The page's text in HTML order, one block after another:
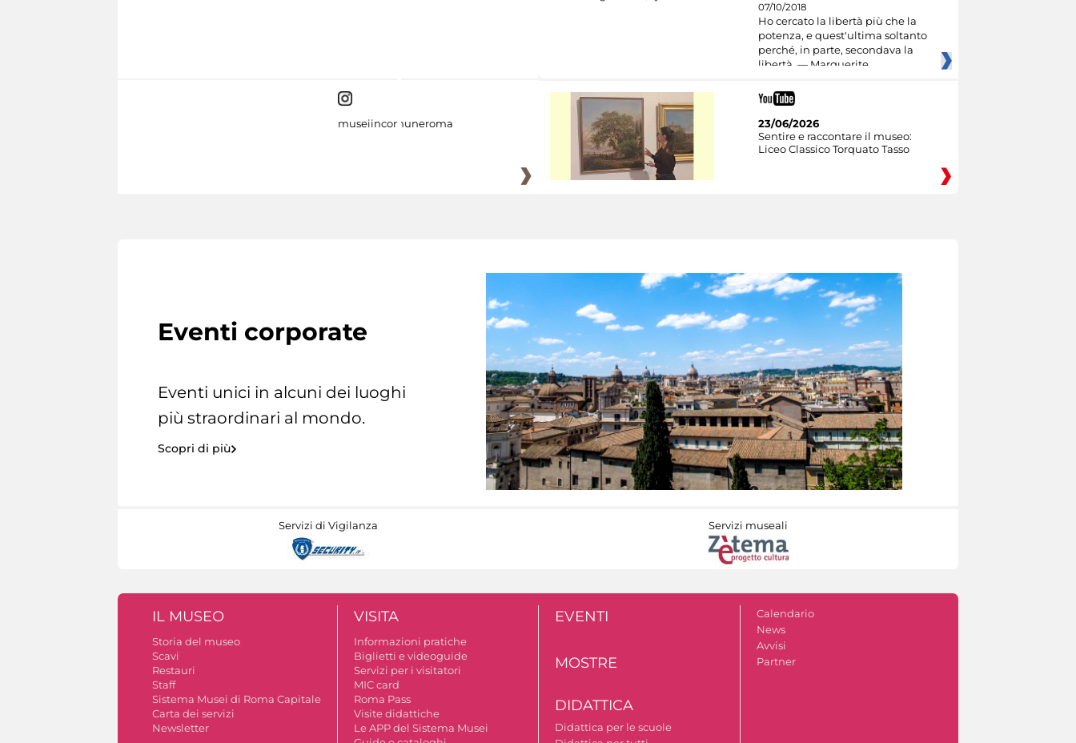
07/10/2018
Ho cercato la libertà più che la
potenza, e quest'ultima soltanto
perché, in parte, secondava la
libertà. — Marguerite
museiincomuneroma
23/06/2026
Sentire e raccontare il museo:
Liceo Classico Torquato Tasso
Eventi corporate
Eventi unici in alcuni dei luoghi
più straordinari al mondo.
Scopri di più
Servizi di Vigilanza Servizi museali
IL MUSEO
Storia del museo
Scavi
Restauri
Staff
Sistema Musei di Roma Capitale
Carta dei servizi
Newsletter
VISITA
Informazioni pratiche
Biglietti e videoguide
Servizi per i visitatori
MIC card
Roma Pass
Visite didattiche
Le APP del Sistema Musei
EVENTI
MOSTRE
DIDATTICA
Didattica per le scuole
Calendario
News
Avvisi
Partner